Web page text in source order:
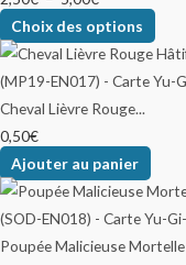
Choix des options
Cheval Lièvre Rouge...
0,50€
Ajouter au panier
Poupée Malicieuse Mortelle